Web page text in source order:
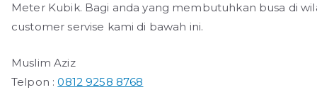
Meter Kubik. Bagi anda yang membutuhkan busa di
customer servise kami di bawah ini.
Muslim Aziz
Telpon :0812 9258 8768